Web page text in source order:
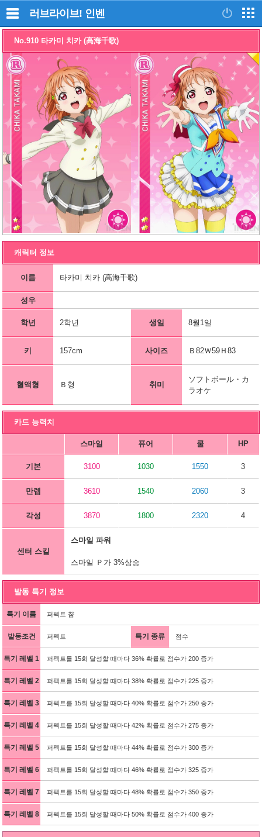
러브라이브! 인벤
No.910 타카미 치카 (高海千歌)
캐릭터 정보
이름 타카미 치카 (高海千歌)
성우
학년 2학년 생일 8월1일
키 157cm 사이즈 Ｂ82Ｗ59Ｈ83
혈액형 Ｂ형 취미
ソフトボール・カ
ラオケ
카드 능력치
스마일 퓨어 쿨 HP
기본 3100 1030 1550 3
만렙 3610 1540 2060 3
각성 3870 1800 2320 4
센터 스킬
스마일 파워
스마일 Ｐ가 3%상승
발동 특기 정보
특기 이름 퍼펙트 챰
발동조건 퍼펙트 특기 종류 점수
특기 레벨 1 퍼펙트를 15회 달성할 때마다 36% 확률로 점수가 200 증가
특기 레벨 2 퍼펙트를 15회 달성할 때마다 38% 확률로 점수가 225 증가
특기 레벨 3 퍼펙트를 15회 달성할 때마다 40% 확률로 점수가 250 증가
특기 레벨 4 퍼펙트를 15회 달성할 때마다 42% 확률로 점수가 275 증가
특기 레벨 5 퍼펙트를 15회 달성할 때마다 44% 확률로 점수가 300 증가
특기 레벨 6 퍼펙트를 15회 달성할 때마다 46% 확률로 점수가 325 증가
특기 레벨 7 퍼펙트를 15회 달성할 때마다 48% 확률로 점수가 350 증가
특기 레벨 8 퍼펙트를 15회 달성할 때마다 50% 확률로 점수가 400 증가